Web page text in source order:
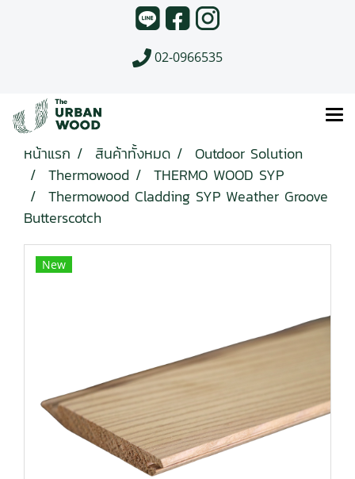
02-0966535
หน้าแรก สินค้าทั้งหมด
Outdoor Solution
Thermowood
THERMO WOOD SYP
Thermowood Cladding SYP Weather Groove
Butterscotch
New